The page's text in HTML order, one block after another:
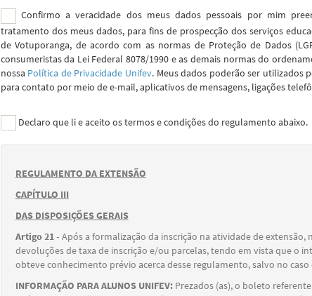
Confirmo a veracidade dos meus dados pessoais por mim
tratamento dos meus dados, para fins de prospecção dos serviços
de Votuporanga, de acordo com as normas de Proteção de Dados
consumeristas da Lei Federal 8078/1990 e as demais normas do
nossa Política de Privacidade Unifev. Meus dados poderão ser utilizados
para contato por meio de e-mail, aplicativos de mensagens, ligações
Declaro que li e aceito os termos e condições do regulamento abaixo.
REGULAMENTO DA EXTENSÃO
CAPÍTULO III
DAS DISPOSIÇÕES GERAIS
Artigo 21 - Após a formalização da inscrição na atividade de extensão,
devoluções de taxa de inscrição e/ou parcelas, tendo em vista que o
obteve conhecimento prévio acerca desse regulamento, salvo no
INFORMAÇÃO PARA ALUNOS UNIFEV:Prezados (as), o boleto